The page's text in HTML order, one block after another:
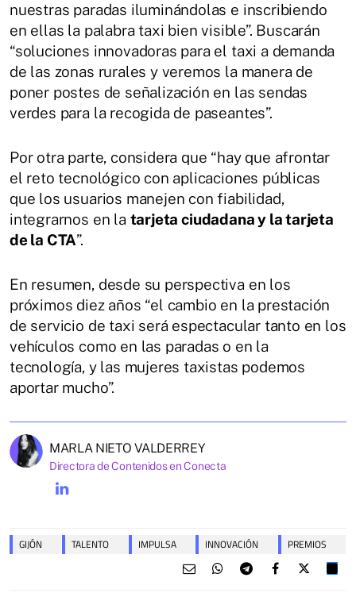
nuestras paradas iluminándolas e inscribiendo
en ellas la palabra taxi bien visible”. Buscarán
“soluciones innovadoras para el taxi a demanda
de las zonas rurales y veremos la manera de
poner postes de señalización en las sendas
verdes para la recogida de paseantes”.
Por otra parte, considera que “hay que afrontar
el reto tecnológico con aplicaciones públicas
que los usuarios manejen con fiabilidad,
integrarnos en la tarjeta ciudadana y la tarjeta
de la CTA”.
En resumen, desde su perspectiva en los
próximos diez años “el cambio en la prestación
de servicio de taxi será espectacular tanto en los
vehículos como en las paradas o en la
tecnología, y las mujeres taxistas podemos
aportar mucho”.
MARLA NIETO VALDERREY
Directora de Contenidos en Conecta
GIJÓN TALENTO IMPULSA INNOVACIÓN PREMIOS